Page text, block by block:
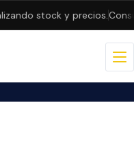
stock y precios.